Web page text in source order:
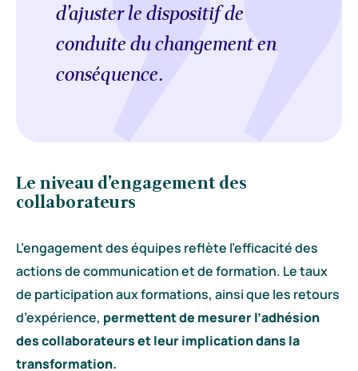
d’ajuster le dispositif de
conduite du changement en
conséquence.
Le niveau d’engagement des
collaborateurs
L’engagement des équipes reflète l’efficacité des
actions de communication et de formation. Le taux
de participation aux formations, ainsi que les retours
d’expérience, permettent de mesurer l’adhésion
des collaborateurs et leur implication dans la
transformation.